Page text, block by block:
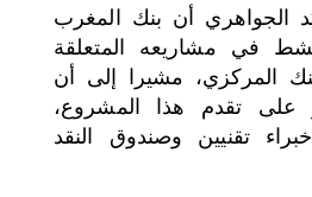
الجواهري أن بنك المغرب
في مشاريعه المتعلقة
المركزي، مشيرا إلى أن
تقدم هذا المشروع،
تقنيين وصندوق النقد